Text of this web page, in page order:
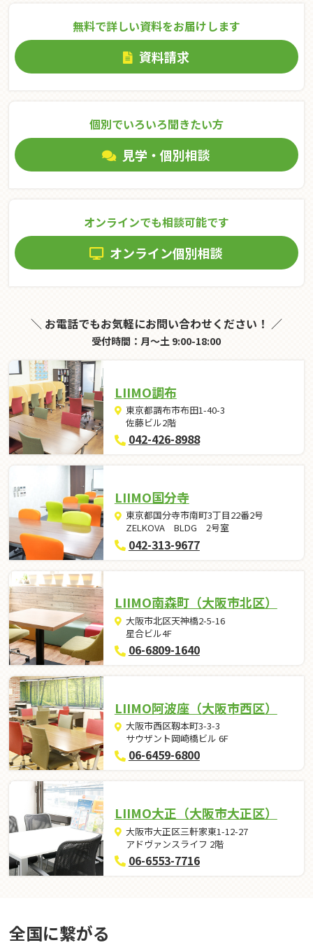
無料で詳しい資料をお届けします
資料請求
個別でいろいろ聞きたい⽅
見学・個別相談
オンラインでも相談可能です
オンライン個別相談
＼ お電話でもお気軽にお問い合わせください！ ／
受付時間：月～土 9:00-18:00
LIIMO調布
東京都調布市布田1-40-3
佐藤ビル2階
042-426-8988
LIIMO国分寺
東京都国分寺市南町3丁目22番2号
ZELKOVA BLDG 2号室
042-313-9677
LIIMO南森町（大阪市北区）
大阪市北区天神橋2-5-16
星合ビル4F
06-6809-1640
LIIMO阿波座（大阪市西区）
大阪市西区靱本町3-3-3
サウザント岡崎橋ビル 6F
06-6459-6800
LIIMO大正（大阪市大正区）
大阪市大正区三軒家東1-12-27
アドヴァンスライフ 2階
06-6553-7716
全国に繋がる